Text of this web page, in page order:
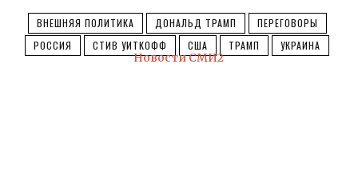
ВНЕШНЯЯ ПОЛИТИКА ДОНАЛЬД ТРАМП
ПЕРЕГОВОРЫ
РОССИЯ
СТИВ УИТКОФФ США ТРАМП УКРАИНА
Новости СМИ2